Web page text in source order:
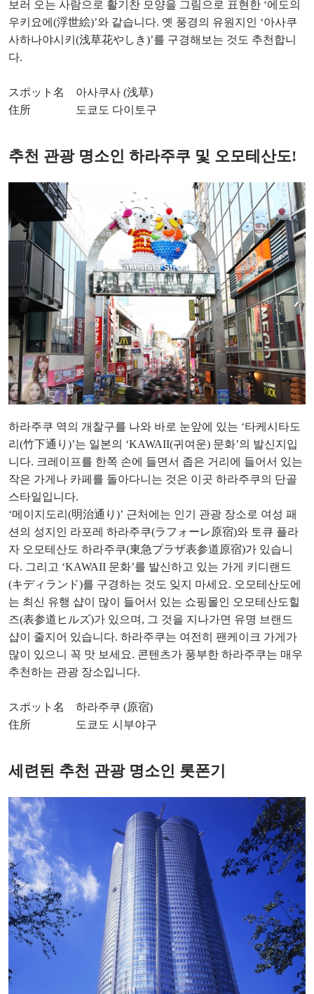
보러 오는 사람으로 활기찬 모양을 그림으로 표현한 ‘에도의
우키요에(浮世絵)’와 같습니다. 옛 풍경의 유원지인 ‘아사쿠
사하나야시키(浅草花やしき)’를 구경해보는 것도 추천합니
다.
スポット名 아사쿠사 (浅草)
住所 도쿄도 다이토구
추천 관광 명소인 하라주쿠 및 오모테산도!
하라주쿠 역의 개찰구를 나와 바로 눈앞에 있는 ‘타케시타도
리(竹下通り)’는 일본의 ‘KAWAII(귀여운) 문화’의 발신지입
니다. 크레이프를 한쪽 손에 들면서 좁은 거리에 들어서 있는
작은 가게나 카페를 돌아다니는 것은 이곳 하라주쿠의 단골
스타일입니다.
‘메이지도리(明治通り)’ 근처에는 인기 관광 장소로 여성 패
션의 성지인 라포레 하라주쿠(ラフォーレ原宿)와 토큐 플라
자 오모테산도 하라주쿠(東急プラザ表参道原宿)가 있습니
다. 그리고 ‘KAWAII 문화’를 발신하고 있는 가게 키디랜드
(キディランド)를 구경하는 것도 잊지 마세요. 오모테산도에
는 최신 유행 샵이 많이 들어서 있는 쇼핑몰인 오모테산도힐
즈(表参道ヒルズ)가 있으며, 그 것을 지나가면 유명 브랜드
샵이 줄지어 있습니다. 하라주쿠는 여전히 팬케이크 가게가
많이 있으니 꼭 맛 보세요. 콘텐츠가 풍부한 하라주쿠는 매우
추천하는 관광 장소입니다.
スポット名 하라주쿠 (原宿)
住所 도쿄도 시부야구
세련된 추천 관광 명소인 롯폰기